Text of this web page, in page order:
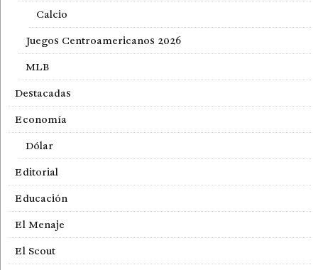
Calcio
Juegos Centroamericanos 2026
MLB
Destacadas
Economía
Dólar
Editorial
Educación
El Menaje
El Scout